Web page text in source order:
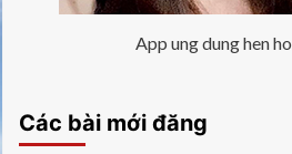
App ung dung hen ho
Các bài mới đăng